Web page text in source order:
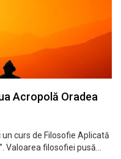
Acropolă Oradea
curs de Filosofie Aplicată
Valoarea filosofiei pusă…